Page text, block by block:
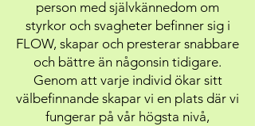
person med självkännedom om
styrkor och svagheter befinner sig i
FLOW, skapar och presterar snabbare
och bättre än någonsin tidigare.
Genom att varje individ ökar sitt
välbefinnande skapar vi en plats där vi
fungerar på vår högsta nivå,